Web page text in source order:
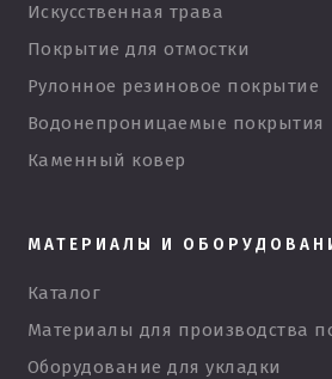
Искусственная трава
Покрытие для отмостки
Рулонное резиновое покрытие
Водонепроницаемые покрытия
Каменный ковер
МАТЕРИАЛЫ И
Каталог
Материалы для производства
Оборудование для укладки